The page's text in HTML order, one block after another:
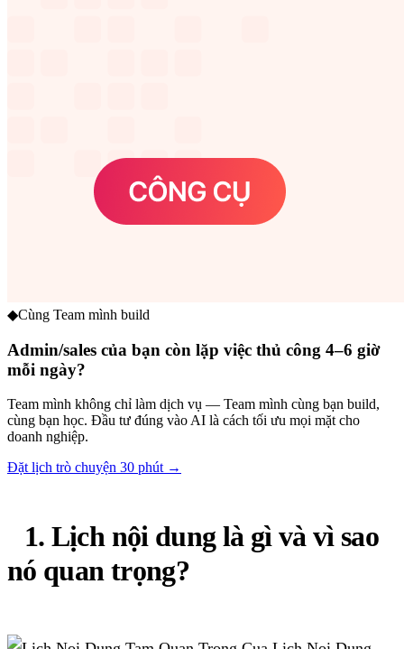
◆Cùng Team mình build
Admin/sales của bạn còn lặp việc thủ công 4–6 giờ
mỗi ngày?
Team mình không chỉ làm dịch vụ — Team mình cùng bạn build,
cùng bạn học. Đầu tư đúng vào AI là cách tối ưu mọi mặt cho
doanh nghiệp.
Đặt lịch trò chuyện 30 phút →
1. Lịch nội dung là gì và vì sao
nó quan trọng?